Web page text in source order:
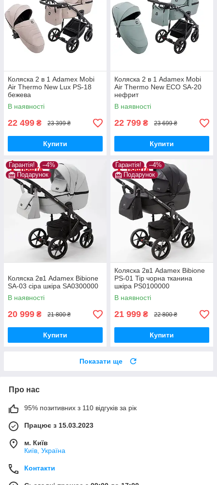
Коляска 2 в 1 Adamex Mobi
Air Thermo New Lux PS-18
бежева
В наявності
22 499 ₴ 23 399 ₴
Купити
Коляска 2 в 1 Adamex Mobi
Air Thermo New ECO SA-20
нефрит
В наявності
22 799 ₴ 23 699 ₴
Купити
Гарантія!
–4%
Подарунок
Коляска 2в1 Adamex Bibione
SA-03 сіра шкіра SA0300000
В наявності
20 999 ₴ 21 800 ₴
Купити
Гарантія!
–4%
Подарунок
Коляска 2в1 Adamex Bibione
PS-01 Tip чорна тканина
шкіра PS0100000
В наявності
21 999 ₴ 22 800 ₴
Купити
Показати ще
Про нас
95% позитивних з 110 відгуків за рік
Працює з 15.03.2023
м. Київ
Київ, Україна
Контакти